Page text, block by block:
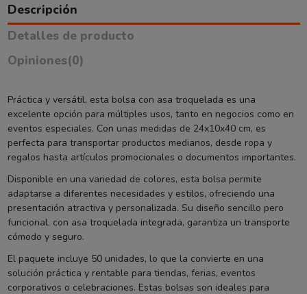
Descripción
Detalles de producto
Opiniones(0)
Práctica y versátil, esta bolsa con asa troquelada es una
excelente opción para múltiples usos, tanto en negocios como en
eventos especiales. Con unas medidas de 24x10x40 cm, es
perfecta para transportar productos medianos, desde ropa y
regalos hasta artículos promocionales o documentos importantes.
Disponible en una variedad de colores, esta bolsa permite
adaptarse a diferentes necesidades y estilos, ofreciendo una
presentación atractiva y personalizada. Su diseño sencillo pero
funcional, con asa troquelada integrada, garantiza un transporte
cómodo y seguro.
El paquete incluye 50 unidades, lo que la convierte en una
solución práctica y rentable para tiendas, ferias, eventos
corporativos o celebraciones. Estas bolsas son ideales para